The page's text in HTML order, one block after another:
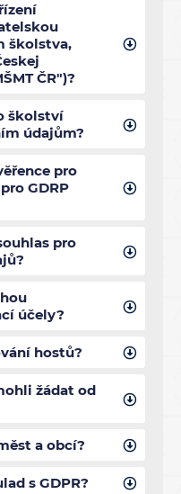
školstva,
ČR")?
školství
údajům?
pro
GDRP
pro
účely?
hostů?
žádat od
a obcí?
s GDPR?